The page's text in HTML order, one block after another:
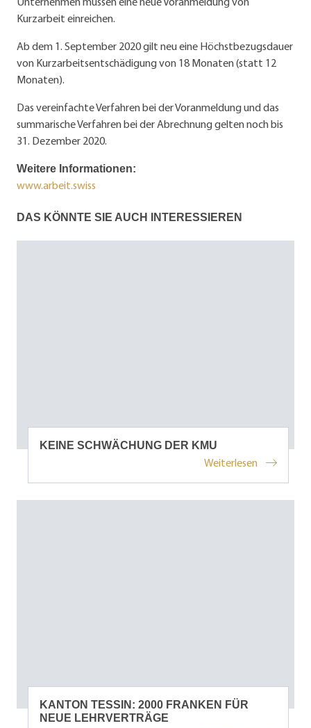
Kurzarbeit einreichen.
Ab dem 1. September 2020 gilt neu eine Höchstbezugsdauer
von Kurzarbeitsentschädigung von 18 Monaten (statt 12
Monaten).
Das vereinfachte Verfahren bei der Voranmeldung und das
summarische Verfahren bei der Abrechnung gelten noch bis
31. Dezember 2020.
Weitere Informationen:
www.arbeit.swiss
DAS KÖNNTE SIE AUCH INTERESSIEREN
KEINE SCHWÄCHUNG DER KMU
Weiterlesen
KANTON TESSIN: 2000 FRANKEN FÜR
NEUE LEHRVERTRÄGE